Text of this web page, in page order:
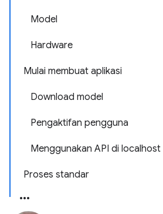
Model
Hardware
Mulai membuat aplikasi
Download model
Pengaktifan pengguna
Menggunakan API di localhost
Proses standar